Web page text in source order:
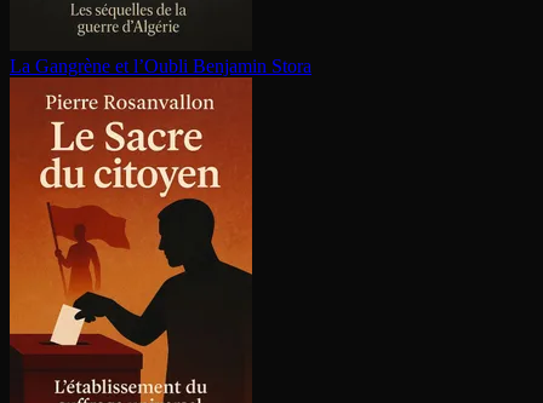
La Gangrène et l’Oubli Benjamin Stora